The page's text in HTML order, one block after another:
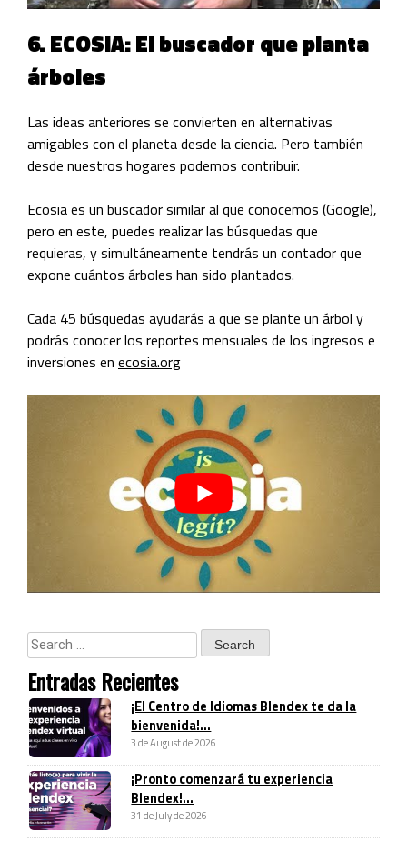
6. ECOSIA: El buscador que planta
árboles
Las ideas anteriores se convierten en alternativas
amigables con el planeta desde la ciencia. Pero también
desde nuestros hogares podemos contribuir.
Ecosia es un buscador similar al que conocemos (Google),
pero en este, puedes realizar las búsquedas que
requieras, y simultáneamente tendrás un contador que
expone cuántos árboles han sido plantados.
Cada 45 búsquedas ayudarás a que se plante un árbol y
podrás conocer los reportes mensuales de los ingresos e
inversiones en ecosia.org
Entradas Recientes
¡El Centro de Idiomas Blendex te da la
bienvenida!...
3 de August de 2026
¡Pronto comenzará tu experiencia
Blendex!...
31 de July de 2026